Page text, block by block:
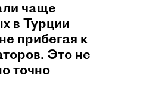
чаще
в Турции
прибегая к
Это не
точно